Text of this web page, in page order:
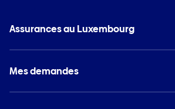
Assurances au Luxembourg
Mes demandes